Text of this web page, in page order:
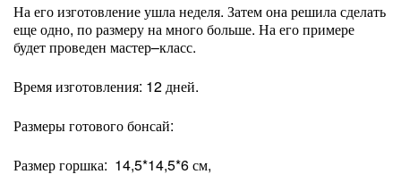
На его изготовление ушла неделя. Затем она решила сделать
еще одно, по размеру на много больше. На его примере
будет проведен мастер–класс.
Время изготовления: 12 дней.
Размеры готового бонсай:
Размер горшка: 14,5*14,5*6 см,